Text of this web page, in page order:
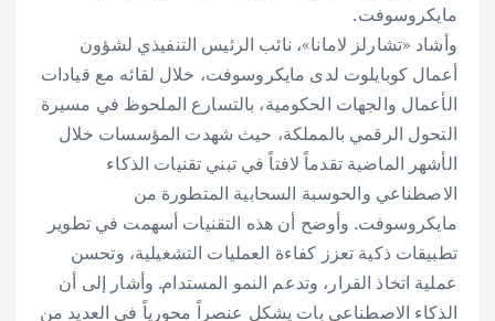
مايكروسوفت.
وأشاد «تشارلز لامانا»، نائب الرئيس التنفيذي لشؤون
أعمال كوبايلوت لدى مايكروسوفت، خلال لقائه مع قيادات
الأعمال والجهات الحكومية، بالتسارع الملحوظ في مسيرة
التحول الرقمي بالمملكة، حيث شهدت المؤسسات خلال
الأشهر الماضية تقدماً لافتاً في تبني تقنيات الذكاء
الاصطناعي والحوسبة السحابية المتطورة من
مايكروسوفت. وأوضح أن هذه التقنيات أسهمت في تطوير
تطبيقات ذكية تعزز كفاءة العمليات التشغيلية، وتحسن
عملية اتخاذ القرار، وتدعم النمو المستدام. وأشار إلى أن
الذكاء الاصطناعي بات يشكل عنصراً محورياً في العديد من